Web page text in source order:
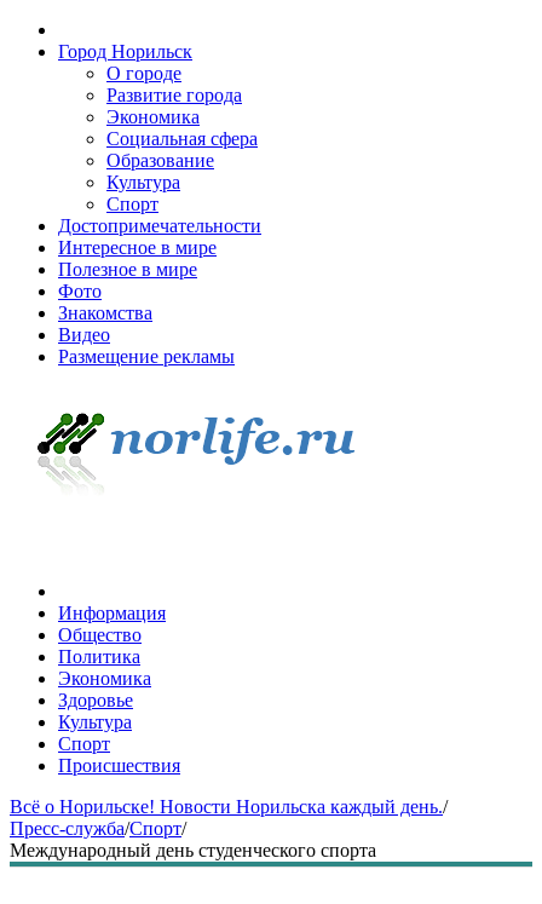
Город Норильск
О городе
Развитие города
Экономика
Социальная сфера
Образование
Культура
Спорт
Достопримечательности
Интересное в мире
Полезное в мире
Фото
Знакомства
Видео
Размещение рекламы
Информация
Общество
Политика
Экономика
Здоровье
Культура
Спорт
Происшествия
Всё о Норильске! Новости Норильска каждый день./
Пресс-служба/Спорт/
Международный день студенческого спорта